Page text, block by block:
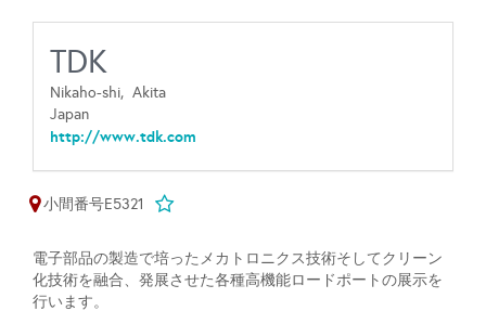
TDK
Nikaho-shi, Akita
Japan
http://www.tdk.com
小間番号E5321
電子部品の製造で培ったメカトロニクス技術そしてクリーン
化技術を融合、発展させた各種高機能ロードポートの展示を
行います。